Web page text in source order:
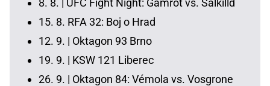
8. 8. | UFC Fight Night: Gamrot vs. Salkilld
15. 8. RFA 32: Boj o Hrad
12. 9. | Oktagon 93 Brno
19. 9. | KSW 121 Liberec
26. 9. | Oktagon 84: Vémola vs. Vosgrone